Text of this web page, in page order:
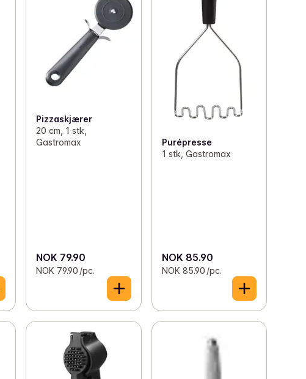
Pizzaskjærer
20 cm, 1 stk,
Gastromax
NOK 79.90
NOK 79.90 /pc.
Purépresse
1 stk, Gastromax
NOK 85.90
NOK 85.90 /pc.